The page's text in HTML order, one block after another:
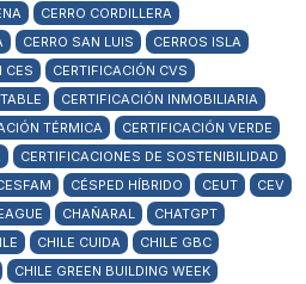
CERRO CORDILLERA
CERRO SAN LUIS
CERROS ISLA
CES
CERTIFICACIÓN CVS
CERTIFICACIÓN INMOBILIARIA
TÉRMICA
CERTIFICACIÓN VERDE
CERTIFICACIONES DE SOSTENIBILIDAD
CÉSPED HÍBRIDO CEUT
CEV
CHAÑARAL
CHATGPT
CHILE CUIDA
CHILE GBC
CHILE GREEN BUILDING WEEK